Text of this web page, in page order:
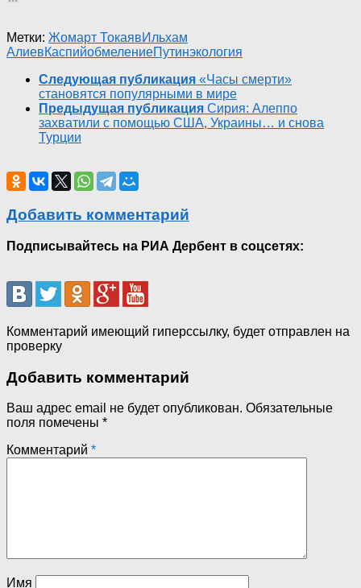
Метки: Жомарт ТокаявИльхам
АлиевКаспийобмелениеПутинэкология
Следующая публикация «Часы смерти»
становятся популярными в мире
Предыдущая публикация Сирия: Алеппо
захватили с помощью США, Украины… и снова
Турции
Добавить комментарий
Подписывайтесь на РИА Дербент в соцсетях:
Комментарий имеющий гиперссылку, будет отправлен на
проверку
Добавить комментарий
Ваш адрес email не будет опубликован. Обязательные
поля помечены *
Комментарий *
Имя